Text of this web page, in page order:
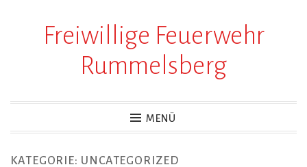
Freiwillige Feuerwehr
Rummelsberg
MENÜ
KATEGORIE: UNCATEGORIZED